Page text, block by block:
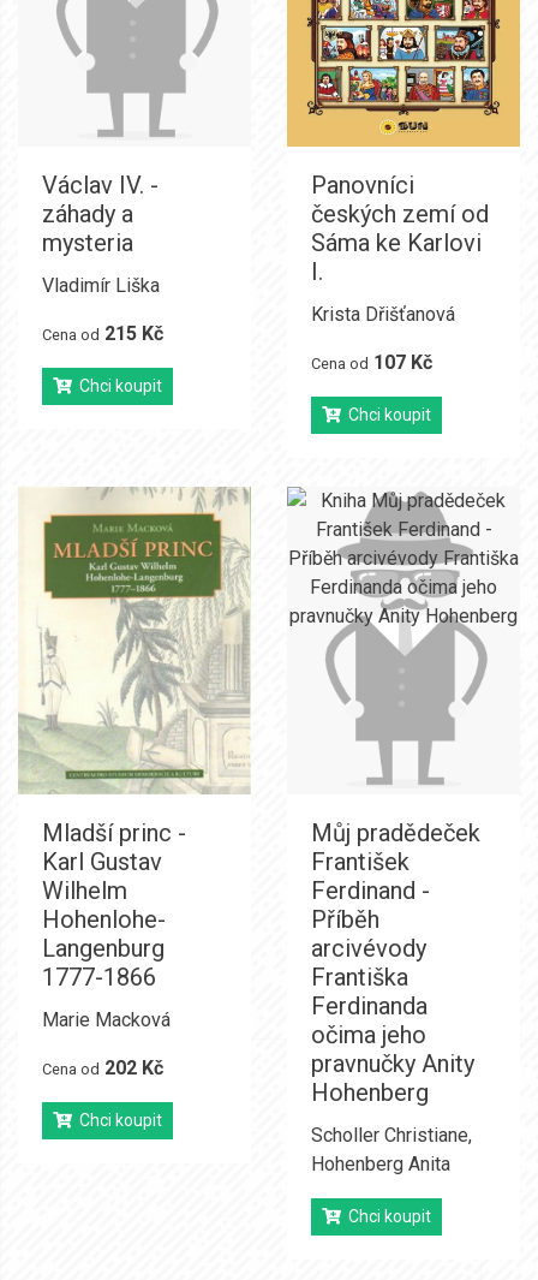
Václav IV. -
záhady a
mysteria
Vladimír Liška
Cena od 215 Kč
Chci koupit
Panovníci
českých zemí od
Sáma ke Karlovi
I.
Krista Dřišťanová
Cena od 107 Kč
Chci koupit
Mladší princ -
Karl Gustav
Wilhelm
Hohenlohe-
Langenburg
1777-1866
Marie Macková
Cena od 202 Kč
Chci koupit
Můj pradědeček
František
Ferdinand -
Příběh
arcivévody
Františka
Ferdinanda
očima jeho
pravnučky Anity
Hohenberg
Scholler Christiane,
Hohenberg Anita
Chci koupit